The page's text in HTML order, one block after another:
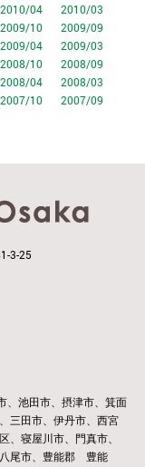
2010/04
2010/03
2009/10
2009/09
2009/04
2009/03
2008/10
2008/09
2008/04
2008/03
2007/10
2007/09
3-25
池田市、摂津市、箕面
三田市、伊丹市、西宮
、寝屋川市、門真市、
尾市、豊能郡 豊能